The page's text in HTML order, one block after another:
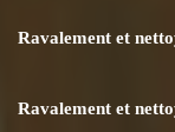
Ravalement et
Ravalement et